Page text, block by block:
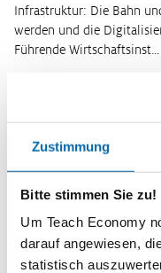
Zustimmung
Bitte stimmen Sie zu!
Um Teach Economy
darauf angewiesen,
statistisch
Infrastruktur: Die Bahn
werden und die
Führende Wirtschaftsinst…
Soziale Marktwirtschaft
Stufe
Sekundarstufe II